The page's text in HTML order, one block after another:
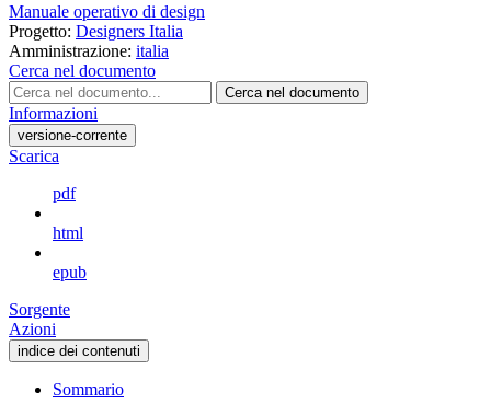
Manuale operativo di design
Progetto: Designers Italia
Amministrazione: italia
Cerca nel documento
Cerca nel documento
Informazioni
versione-corrente
Scarica
pdf
html
epub
Sorgente
Azioni
indice dei contenuti
Sommario